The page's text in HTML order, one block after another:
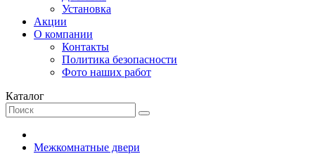
Установка
Акции
О компании
Контакты
Политика безопасности
Фото наших работ
Каталог
Межкомнатные двери